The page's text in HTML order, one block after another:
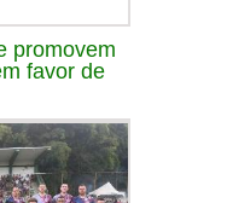
promovem
favor de